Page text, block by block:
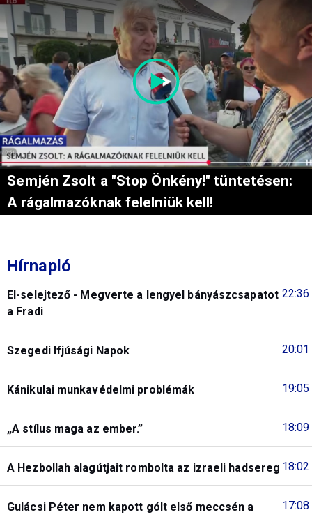
Semjén Zsolt a "Stop Önkény!" tüntetésen:
A rágalmazóknak felelniük kell!
Hírnapló
22:36
El-selejtező - Megverte a lengyel bányászcsapatot
a Fradi
20:01
Szegedi Ifjúsági Napok
19:05
Kánikulai munkavédelmi problémák
18:09
„A stílus maga az ember.”
18:02
A Hezbollah alagútjait rombolta az izraeli hadsereg
17:08
Gulácsi Péter nem kapott gólt első meccsén a